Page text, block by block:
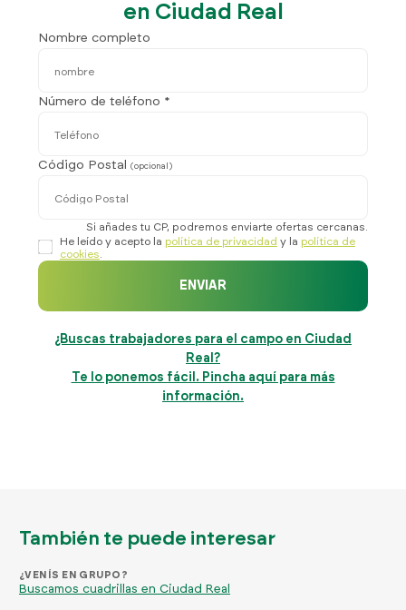
en Ciudad Real
Nombre completo
Número de teléfono *
Código Postal (opcional)
Si añades tu CP, podremos enviarte ofertas cercanas.
He leído y acepto la política de privacidad y la política de
cookies
ENVIAR
¿Buscas trabajadores para el campo en Ciudad
Real?
Te lo ponemos fácil. Pincha aquí para más
información.
También te puede interesar
¿VENÍS EN GRUPO?
Buscamos cuadrillas en Ciudad Real